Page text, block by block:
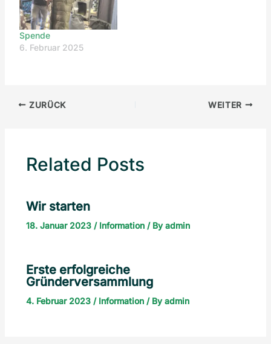
Spende
6. Februar 2025
ZURÜCK WEITER
Related Posts
Wir starten
18. Januar 2023 / Information/ Byadmin
Erste erfolgreiche
Gründerversammlung
4. Februar 2023 / Information/ Byadmin